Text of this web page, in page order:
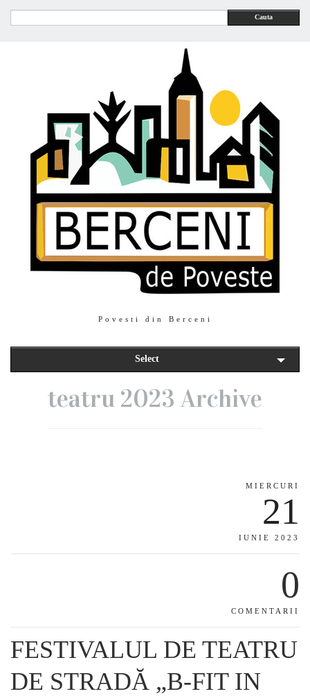
Cauta
Povesti din Berceni
Select
teatru 2023 Archive
MIERCURI
21
IUNIE 2023
0
COMENTARII
FESTIVALUL DE TEATRU
DE STRADĂ „B-FIT IN